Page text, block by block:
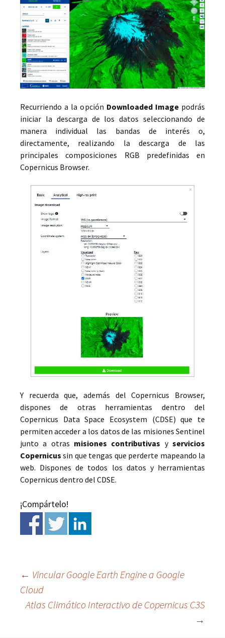
Recurriendo a la opción Downloaded Imagepodrás
iniciar la descarga de los datos seleccionando de
manera individual las bandas de interés o,
directamente, realizando la descarga de las
principales composiciones RGB predefinidas en
Copernicus Browser.
Y recuerda que, además del Copernicus Browser,
dispones de otras herramientas dentro del
Copernicus Data Space Ecosystem (CDSE) que te
permiten acceder a los datos de las misiones Sentinel
junto a otras misiones contributivas yservicios
Copernicus sin que tengas que perderte mapeando la
web. Dispones de todos los datos y herramientas
Copernicus dentro del CDSE.
¡Compártelo!
Ir
← Vincular Google Earth Engine a Google
Cloud
Atlas Climático Interactivo de Copernicus C3S
→